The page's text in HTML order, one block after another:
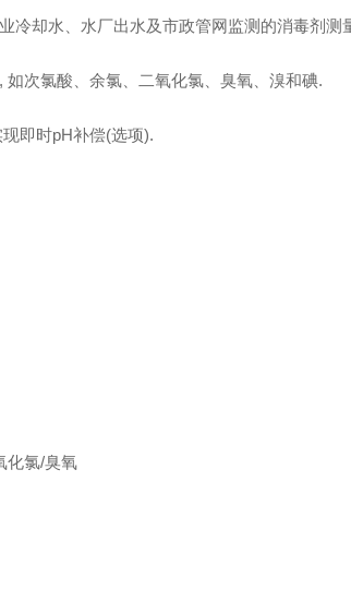
冷却水、水厂出水及市政管网监测的消毒剂测
如次氯酸、余氯、二氧化氯、臭氧、溴和碘.
即时pH补偿(选项).
化氯/臭氧